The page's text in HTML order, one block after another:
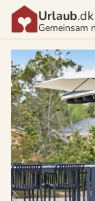
Urlaub.dk
Gemeinsam